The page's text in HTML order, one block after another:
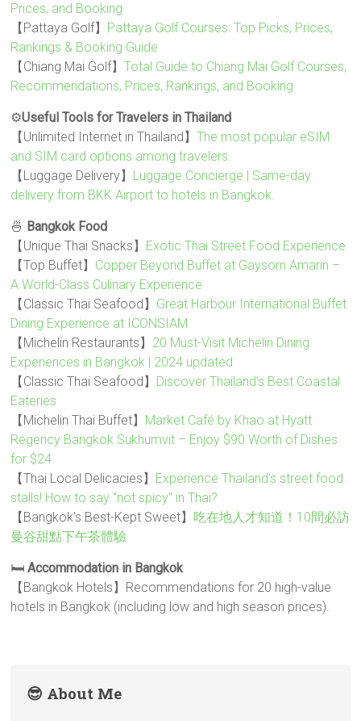
Prices, and Booking
【Pattaya Golf】 Pattaya Golf Courses: Top Picks, Prices,
Rankings & Booking Guide
【Chiang Mai Golf】Total Guide to Chiang Mai Golf Courses,
Recommendations, Prices, Rankings, and Booking
⚙️Useful Tools for Travelers in Thailand
【Unlimited Internet in Thailand】The most popular eSIM
and SIM card options among travelers.
【Luggage Delivery】 Luggage Concierge | Same-day
delivery from BKK Airport to hotels in Bangkok.
🍜 Bangkok Food
【Unique Thai Snacks】 Exotic Thai Street Food Experience
【Top Buffet】 Copper Beyond Buffet at Gaysorn Amarin –
A World-Class Culinary Experience
【Classic Thai Seafood】 Great Harbour International Buffet
Dining Experience at ICONSIAM
【Michelin Restaurants】 20 Must-Visit Michelin Dining
Experiences in Bangkok | 2024 updated
【Classic Thai Seafood】 Discover Thailand’s Best Coastal
Eateries
【Michelin Thai Buffet】 Market Café by Khao at Hyatt
Regency Bangkok Sukhumvit – Enjoy $90 Worth of Dishes
for $24
【Thai Local Delicacies】 Experience Thailand's street food
stalls! How to say "not spicy" in Thai?
【Bangkok's Best-Kept Sweet】吃在地人才知道！10間必訪
曼谷甜點下午茶體驗
🛏️Accommodation in Bangkok
【Bangkok Hotels】Recommendations for 20 high-value
hotels in Bangkok (including low and high season prices).
😎 About Me